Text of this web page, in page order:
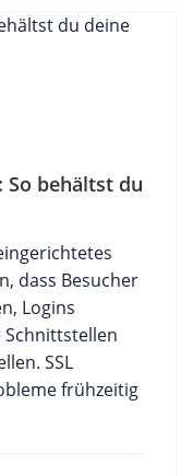
behältst du
dass Besucher
Logins
SSL
frühzeitig